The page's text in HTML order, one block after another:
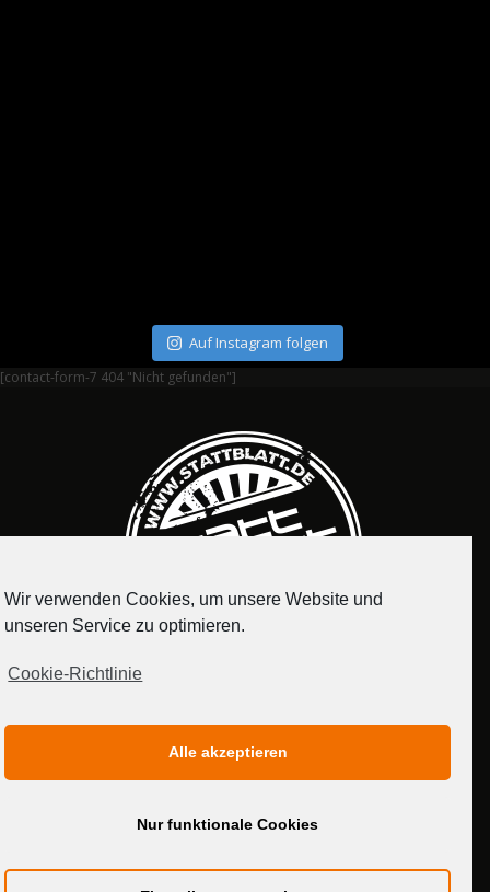
Auf Instagram folgen
[contact-form-7 404 "Nicht gefunden"]
MEDIADATEN
Wir verwenden Cookies, um unsere Website und
unseren Service zu optimieren.
Cookie-Richtlinie
Alle akzeptieren
Nur funktionale Cookies